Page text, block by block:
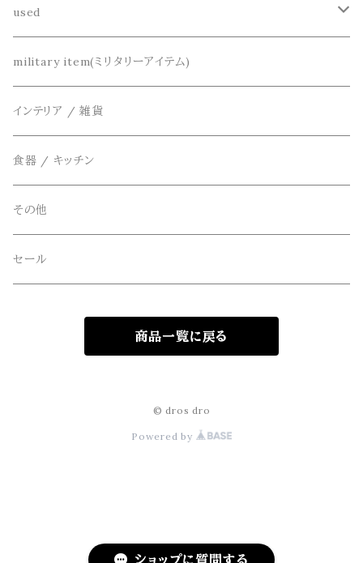
ショップに質問する
dros dro(ドロスドロ)
DETAIL(ディティール)
THE FLAVOR DESIGN(ザ フレーバーデザイン)
FOB FACTORY(エフオービーファクトリー)
Four Seasons Garage(FSG)
freewaters(フリーウォータース)
GLOMA NAUTICA(グローマノーティカ)
KIKKERLAND(キッカーランド)
カーディガン
財布、コインケース、マネークリップ
鞄
used
リメイク
アクセサリー
military item(ミリタリーアイテム)
インテリア / 雑貨
食器 / キッチン
その他
セール
商品一覧に戻る
© dros dro
Powered by